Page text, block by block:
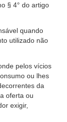
§ 4° do artigo
quando
utilizado não
pelos vícios
ou lhes
da
oferta ou
exigir,